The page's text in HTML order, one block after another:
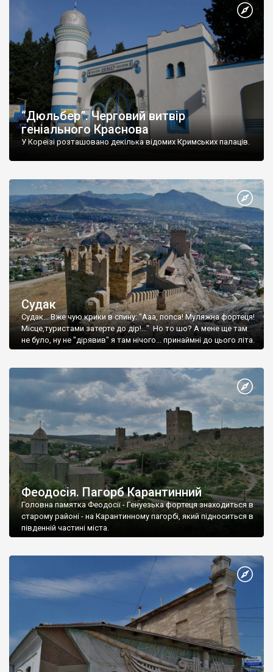
“Дюльбер”. Черговий витвір
геніального Краснова
У Кореїзі розташовано декілька відомих Кримських палаців.
Судак
Судак... Вже чую крики в спину: "Ааа, попса! Муляжна фортеця!
Місце,туристами затерте до дір!..." Но то шо? А мене ще там
не було, ну не "дірявив" я там нічого... принаймні до цього літа.
Феодосія. Пагорб Карантинний
Головна памятка Феодосії - Генуезька фортеця знаходиться в
старому районі - на Карантинному пагорбі, який підноситься в
південній частині міста.